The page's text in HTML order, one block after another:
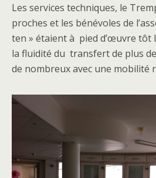
Les services techniques, le
proches et les bénévoles de
ten » étaient à pied d’œuvre tôt
la fluidité du transfert de plus
de nombreux avec une mobilité